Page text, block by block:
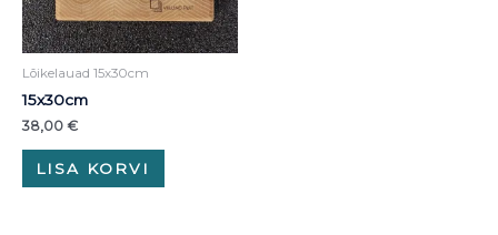
Lõikelauad 15x30cm
15x30cm
38,00 €
LISA KORVI